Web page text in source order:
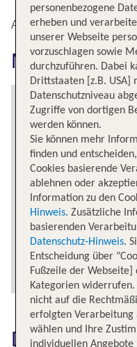
Alternative
Miami Intl
Das könnte
personenbezogene
erheben und
unserer Webseite
vorzuschlagen sowie
durchzuführen. Dabei
Drittstaaten [z.B. USA]
Datenschutzniveau
Zugriffe von dortigen
werden können.
Sie können mehr
finden und
Cookies basierende
ablehnen oder
Information zu den
Hinweis. Zusätzliche
basierenden
Datenschutz-Hinweis.
Entscheidung über
Fußzeile der
Kategorien
nicht auf die
erfolgten Verarbeitung
wählen und Ihre
individuellen